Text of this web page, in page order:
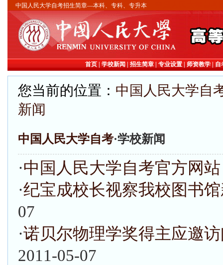
中国人民大学自考招生简章—本科、专科、专升本
首页| 学校新闻 招生简章| 专业设置| 师资教学| 自
您当前的位置： 中国人民大学自
新闻
中国人民大学自考·学校新闻
·中国人民大学自考官方网站
·纪宝成校长视察我校图书
07
·诺贝尔物理学奖得主应邀
2011-05-07